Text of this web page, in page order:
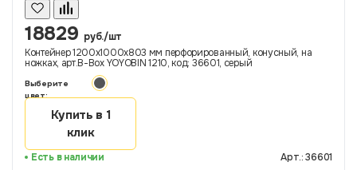
18829 руб./шт
Контейнер 1200х1000х803 мм перфорированный, конусный, на
ножках, арт.B-Box YOYOBIN 1210, код: 36601, серый
Выберите
цвет:
Купить в 1
клик
Есть в наличии Арт.: 36601